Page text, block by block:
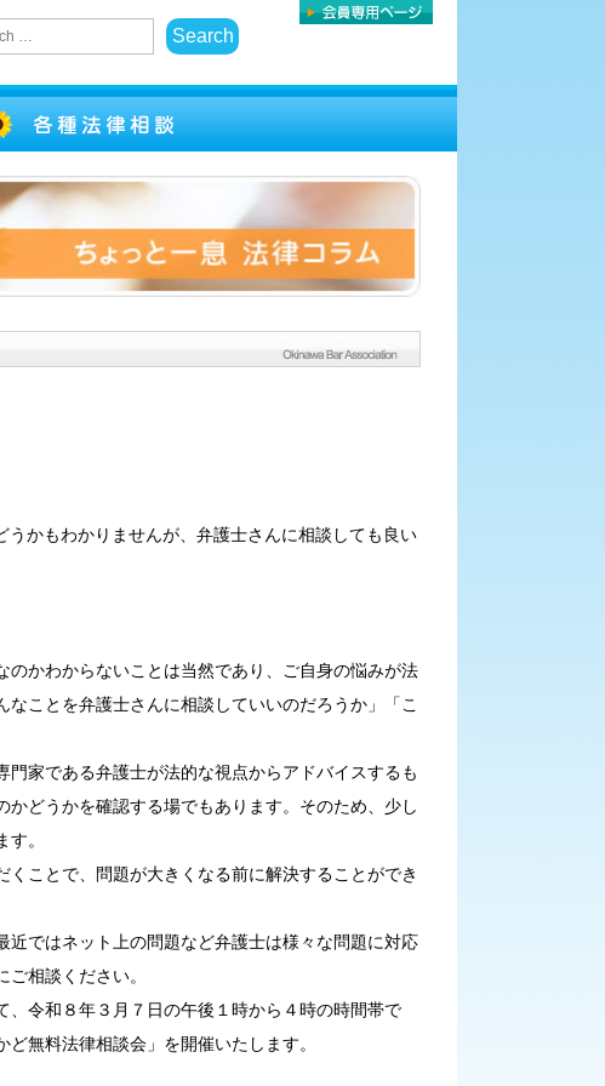
かもわかりませんが、弁護士さんに相談しても良い
かわからないことは当然であり、ご自身の悩みが法
ことを弁護士さんに相談していいのだろうか」「こ
家である弁護士が法的な視点からアドバイスするも
どうかを確認する場でもあります。そのため、少し
。
ことで、問題が大きくなる前に解決することができ
ではネット上の問題など弁護士は様々な問題に対応
相談ください。
令和８年３月７日の午後１時から４時の時間帯で
無料法律相談会」を開催いたします。